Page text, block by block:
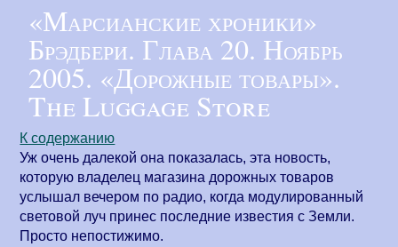
«Марсианские хроники»
Брэдбери. Глава 20. Ноябрь
2005. «Дорожные товары».
The Luggage Store
К содержанию
Уж очень далекой она показалась, эта новость,
которую владелец магазина дорожных товаров
услышал вечером по радио, когда модулированный
световой луч принес последние известия с Земли.
Просто непостижимо.